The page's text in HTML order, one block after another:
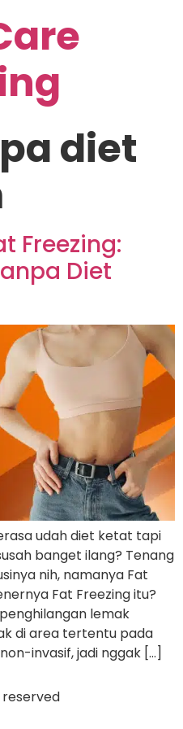
diet
Freezing:
Diet
udah diet ketat tapi
banget ilang? Tenang
nih, namanya Fat
Fat Freezing itu?
lemak
di area tertentu pada
invasif, jadi nggak […]